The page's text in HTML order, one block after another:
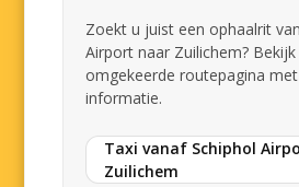
Zoekt u juist een ophaalrit
Airport naar Zuilichem?
omgekeerde routepagina
informatie.
Taxi vanaf Schiphol
Zuilichem